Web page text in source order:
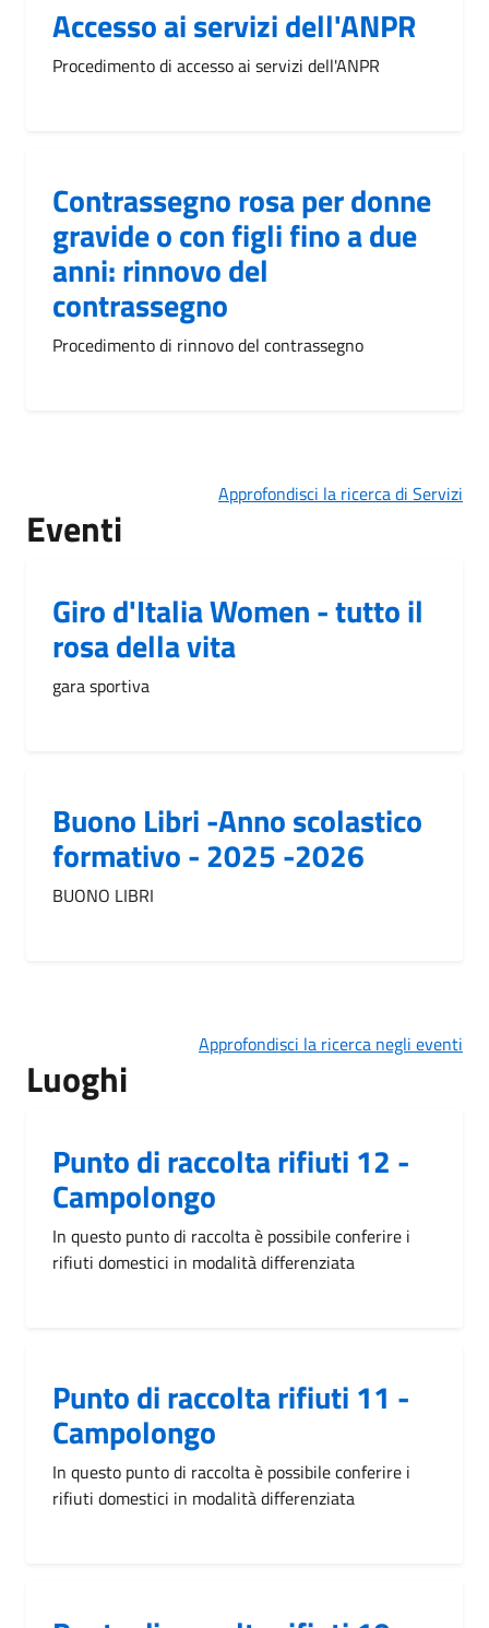
Accesso ai servizi dell'ANPR
Procedimento di accesso ai servizi dell'ANPR
Contrassegno rosa per donne
gravide o con figli fino a due
anni: rinnovo del
contrassegno
Procedimento di rinnovo del contrassegno
Approfondisci la ricerca di Servizi
Eventi
Giro d'Italia Women - tutto il
rosa della vita
gara sportiva
Buono Libri -Anno scolastico
formativo - 2025 -2026
BUONO LIBRI
Approfondisci la ricerca negli eventi
Luoghi
Punto di raccolta rifiuti 12 -
Campolongo
In questo punto di raccolta è possibile conferire i
rifiuti domestici in modalità differenziata
Punto di raccolta rifiuti 11 -
Campolongo
In questo punto di raccolta è possibile conferire i
rifiuti domestici in modalità differenziata